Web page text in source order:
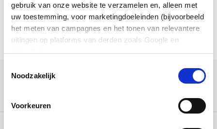
gebruik van onze website te verzamelen en, alleen met
uw toestemming, voor marketingdoeleinden (bijvoorbeeld
het meten van campagnes en het tonen van relevantere
uitingen op platforms van derden zoals Google en
LinkedIn).
Noodzakelijk
Voorkeuren
aria-
label=""
Aster Ingrid de bont